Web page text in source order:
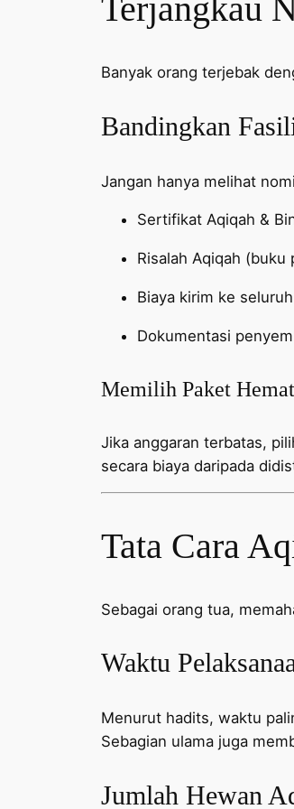
Terjangkau
Banyak orang terjebak
Bandingkan
Jangan hanya melihat
Sertifikat Aqiqah &
Risalah Aqiqah (buku
Biaya kirim ke
Dokumentasi
Memilih Paket
Jika anggaran terbatas,
secara biaya daripada
Tata Cara
Sebagai orang tua,
Waktu
Menurut hadits, waktu
Sebagian ulama juga
Jumlah Hewan